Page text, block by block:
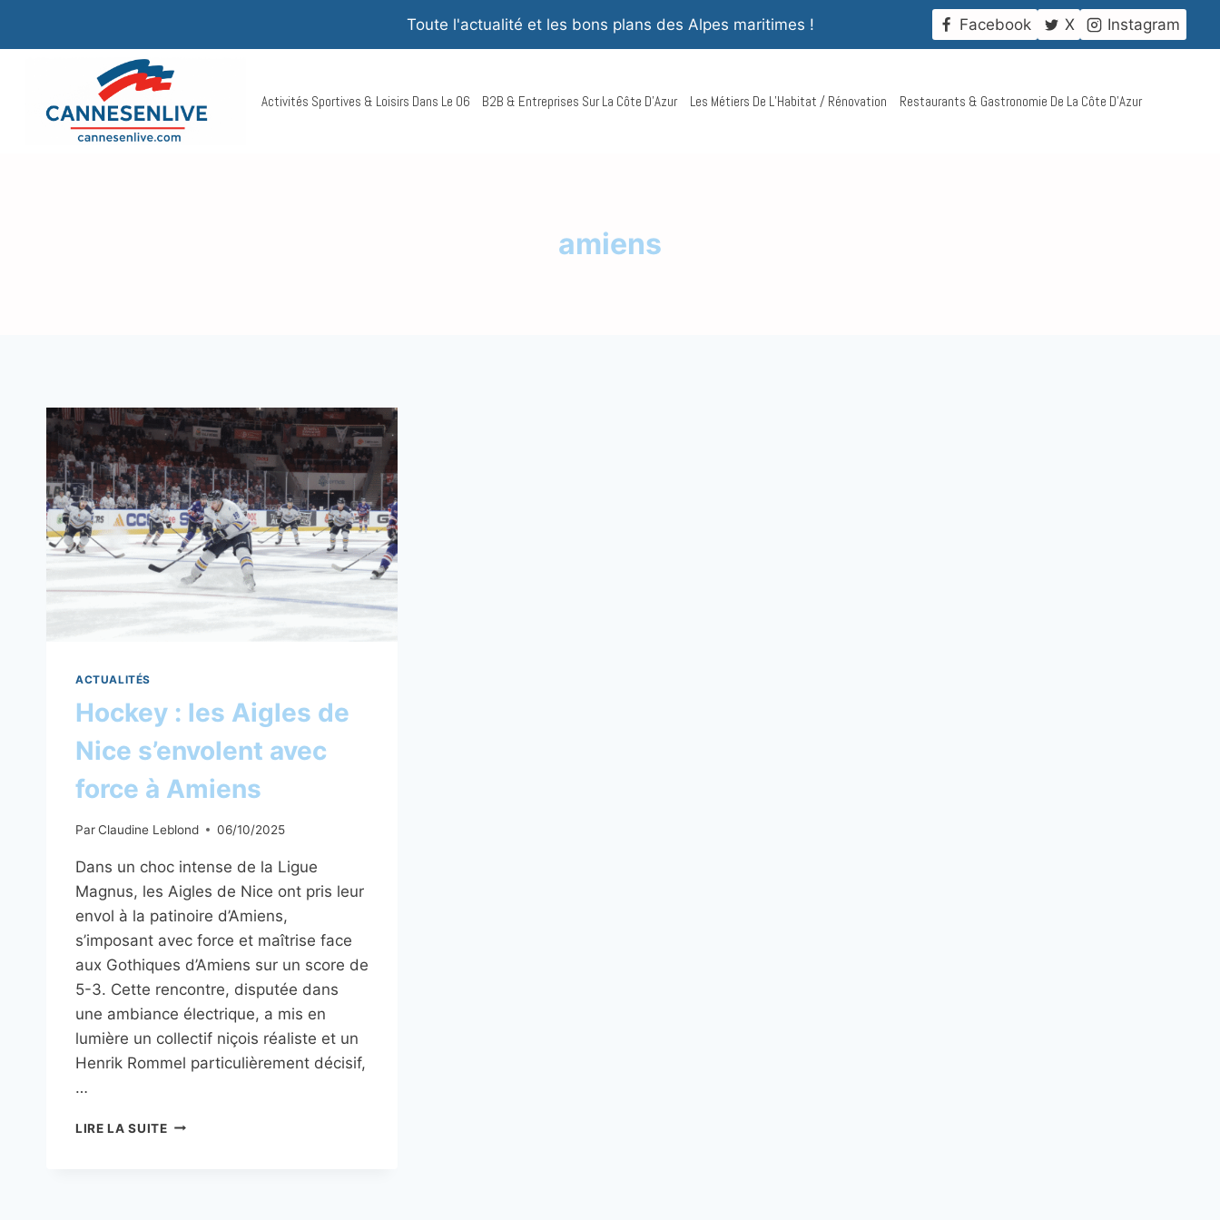
Toute l'actualité et les bons plans des Alpes maritimes ! Facebook X Instagram
Activités Sportives & Loisirs Dans Le 06 B2B & Entreprises Sur La Côte D’Azur Les Métiers De L’Habitat / Rénovation Restaurants & Gastronomie De La Côte D’Azur
amiens
ACTUALITÉS
Hockey : les Aigles de
Nice s’envolent avec
force à Amiens
ParClaudine Leblond 06/10/2025
Dans un choc intense de la Ligue
Magnus, les Aigles de Nice ont pris leur
envol à la patinoire d’Amiens,
s’imposant avec force et maîtrise face
aux Gothiques d’Amiens sur un score de
5-3. Cette rencontre, disputée dans
une ambiance électrique, a mis en
lumière un collectif niçois réaliste et un
Henrik Rommel particulièrement décisif,
…
LIRE LA SUITEHOCKEY